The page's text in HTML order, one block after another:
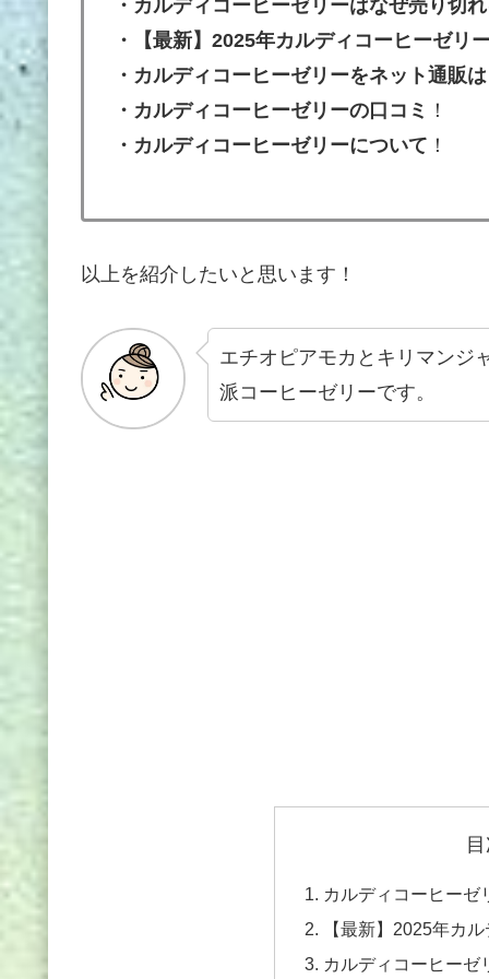
・カルディコーヒーゼリーはなぜ売り切
・【最新】2025年カルディコーヒーゼリ
・カルディコーヒーゼリーをネット通販
・ カルディコーヒーゼリーの口コミ ！
・ カルディコーヒーゼリーについて ！
以上を紹介したいと思います！
エチオピアモカとキリマンジ
派コーヒーゼリーです。
カルディコーヒーゼ
【最新】2025年カ
カルディコーヒーゼ